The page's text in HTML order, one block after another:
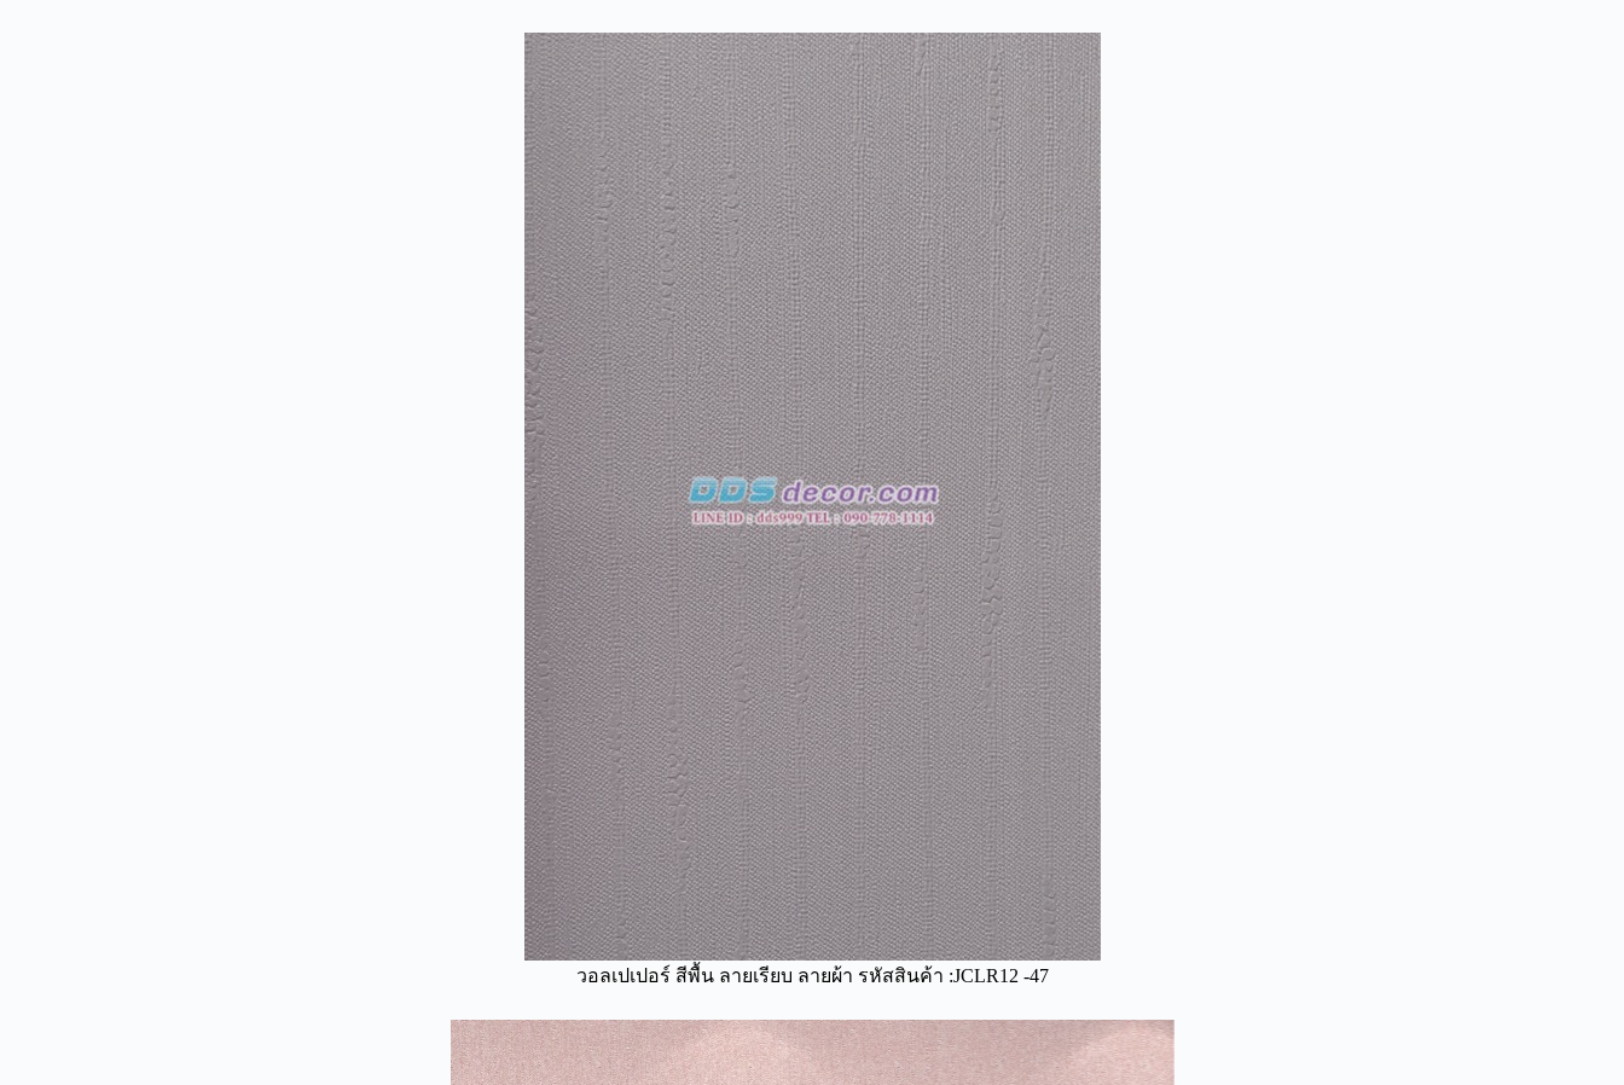
วอลเปเปอร์ สีพื้น ลายเรียบ ลายผ้า รหัสสินค้า :JCLR12 -47